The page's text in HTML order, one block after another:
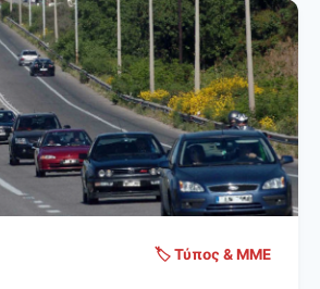
🏷️ Τύπος & ΜΜΕ